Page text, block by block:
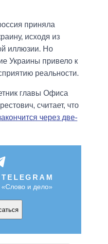
приняла
исходя из
иллюзии. Но
Украины привело к
реальности.
главы Офиса
считает, что
через две-
и дело»